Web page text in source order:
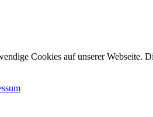
Cookies auf unserer Webseite.